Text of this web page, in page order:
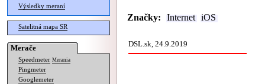
Výsledky meraní
Satelitná mapa SR
Merače
Speedmeter Merania
Pingmeter
Googlemeter
Značky: Internet iOS
DSL.sk, 24.9.2019